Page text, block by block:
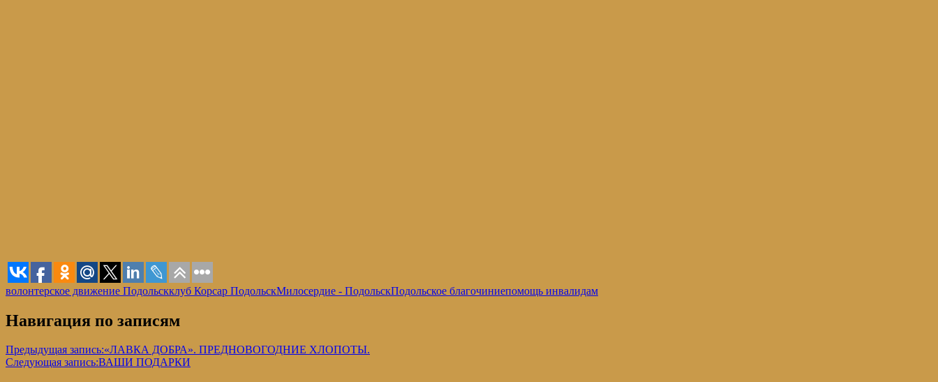
волонтерское движение Подольскклуб Корсар ПодольскМилосердие - ПодольскПодольское благочиниепомощь инвалидам
Навигация по записям
Предыдущая запись:«ЛАВКА ДОБРА». ПРЕДНОВОГОДНИЕ ХЛОПОТЫ.
Следующая запись:ВАШИ ПОДАРКИ